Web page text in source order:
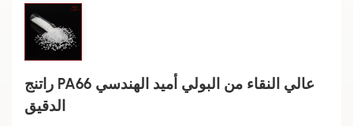
راتنج PA66 عالي النقاء من البولي أميد الهندسي
الدقيق